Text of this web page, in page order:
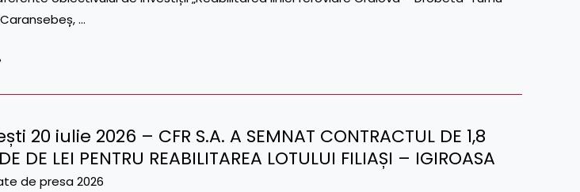
…
20 iulie 2026 – CFR S.A. A SEMNAT CONTRACTUL DE 1,8
DE LEI PENTRU REABILITAREA LOTULUI FILIAȘI – IGIROASA
de presa 2026